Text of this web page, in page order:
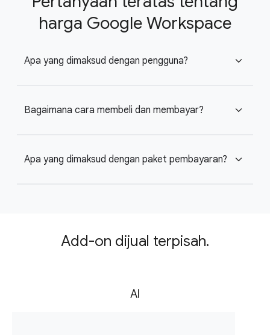
harga Google Workspace
Apa yang dimaksud dengan pengguna? expand_more
Bagaimana cara membeli dan membayar? expand_more
Apa yang dimaksud dengan paket pembayaran? expand_more
Add-on dijual terpisah.
AI